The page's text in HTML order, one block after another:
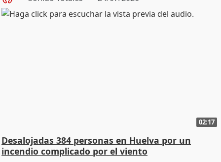
02:17
Desalojadas 384 personas en Huelva por un
incendio complicado por el viento